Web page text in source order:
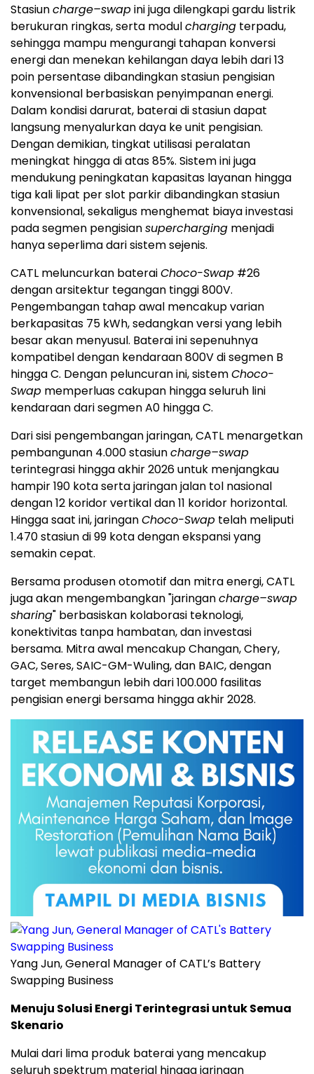
Stasiuncharge–swapini juga dilengkapi gardu listrik
berukuran ringkas, serta modulcharging terpadu,
sehingga mampu mengurangi tahapan konversi
energi dan menekan kehilangan daya lebih dari 13
poin persentase dibandingkan stasiun pengisian
konvensional berbasiskan penyimpanan energi.
Dalam kondisi darurat, baterai di stasiun dapat
langsung menyalurkan daya ke unit pengisian.
Dengan demikian, tingkat utilisasi peralatan
meningkat hingga di atas 85%. Sistem ini juga
mendukung peningkatan kapasitas layanan hingga
tiga kali lipat per slot parkir dibandingkan stasiun
konvensional, sekaligus menghemat biaya investasi
pada segmen pengisiansupercharging menjadi
hanya seperlima dari sistem sejenis.
CATL meluncurkan bateraiChoco-Swap #26
dengan arsitektur tegangan tinggi 800V.
Pengembangan tahap awal mencakup varian
berkapasitas 75 kWh, sedangkan versi yang lebih
besar akan menyusul. Baterai ini sepenuhnya
kompatibel dengan kendaraan 800V di segmen B
hingga C. Dengan peluncuran ini, sistemChoco-
Swap memperluas cakupan hingga seluruh lini
kendaraan dari segmen A0 hingga C.
Dari sisi pengembangan jaringan, CATL menargetkan
pembangunan 4.000 stasiuncharge–swap
terintegrasi hingga akhir 2026 untuk menjangkau
hampir 190 kota serta jaringan jalan tol nasional
dengan 12 koridor vertikal dan 11 koridor horizontal.
Hingga saat ini, jaringanChoco-Swap telah meliputi
1.470 stasiun di 99 kota dengan ekspansi yang
semakin cepat.
Bersama produsen otomotif dan mitra energi, CATL
juga akan mengembangkan "jaringancharge–swap
sharing" berbasiskan kolaborasi teknologi,
konektivitas tanpa hambatan, dan investasi
bersama. Mitra awal mencakup Changan, Chery,
GAC, Seres, SAIC-GM-Wuling, dan BAIC, dengan
target membangun lebih dari 100.000 fasilitas
pengisian energi bersama hingga akhir 2028.
Yang Jun, General Manager of CATL’s Battery
Swapping Business
Menuju Solusi Energi Terintegrasi untuk Semua
Skenario
Mulai dari lima produk baterai yang mencakup
seluruh spektrum material hingga jaringan